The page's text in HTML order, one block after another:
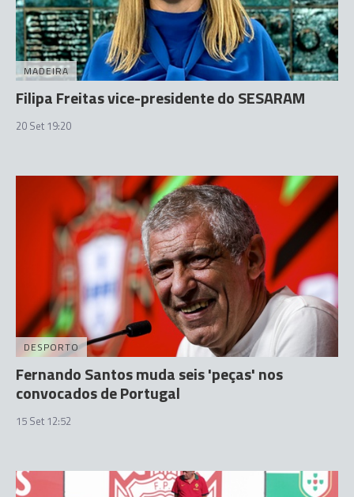
MADEIRA
Filipa Freitas vice-presidente do SESARAM
20 Set 19:20
DESPORTO
Fernando Santos muda seis 'peças' nos
convocados de Portugal
15 Set 12:52